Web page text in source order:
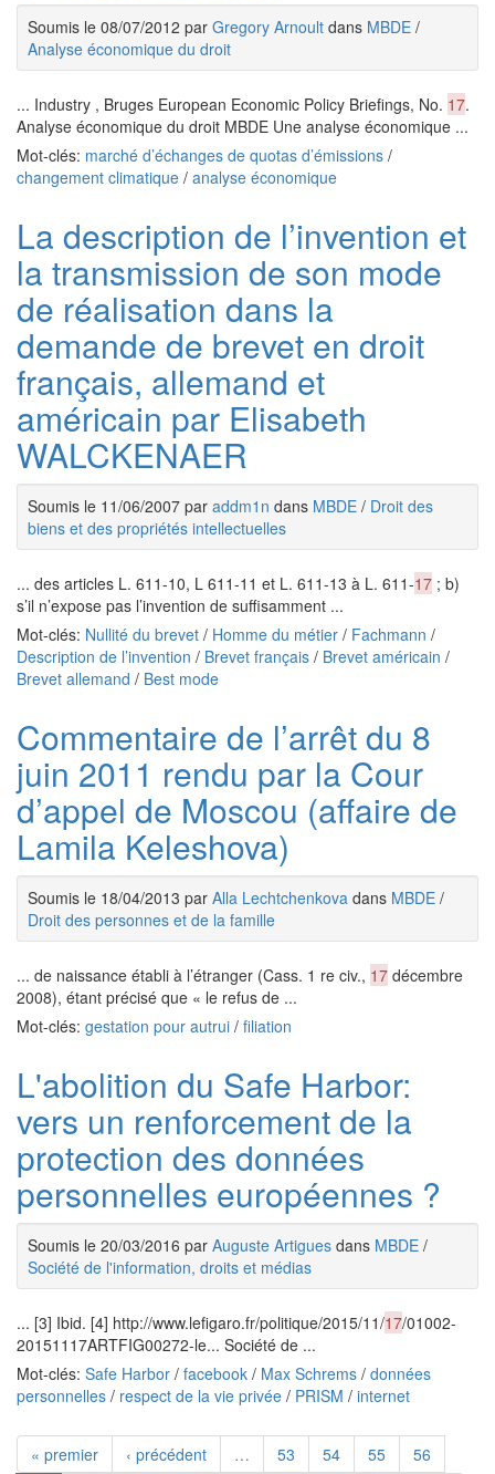
Soumis le 08/07/2012 par Gregory Arnoult dans MBDE /
Analyse économique du droit
... Industry , Bruges European Economic Policy Briefings, No. 17.
Analyse économique du droit MBDE Une analyse économique ...
Mot-clés: marché d’échanges de quotas d’émissions /
changement climatique / analyse économique
La description de l’invention et
la transmission de son mode
de réalisation dans la
demande de brevet en droit
français, allemand et
américain par Elisabeth
WALCKENAER
Soumis le 11/06/2007 par addm1n dans MBDE / Droit des
biens et des propriétés intellectuelles
... des articles L. 611-10, L 611-11 et L. 611-13 à L. 611-17 ; b)
s’il n’expose pas l’invention de suffisamment ...
Mot-clés: Nullité du brevet / Homme du métier / Fachmann /
Description de l’invention / Brevet français / Brevet américain /
Brevet allemand / Best mode
Commentaire de l’arrêt du 8
juin 2011 rendu par la Cour
d’appel de Moscou (affaire de
Lamila Keleshova)
Soumis le 18/04/2013 par Alla Lechtchenkova dans MBDE /
Droit des personnes et de la famille
... de naissance établi à l’étranger (Cass. 1 re civ., 17 décembre
2008), étant précisé que « le refus de ...
Mot-clés: gestation pour autrui / filiation
L'abolition du Safe Harbor:
vers un renforcement de la
protection des données
personnelles européennes ?
Soumis le 20/03/2016 par Auguste Artigues dans MBDE /
Société de l'information, droits et médias
... [3] Ibid. [4] http://www.lefigaro.fr/politique/2015/11/17/01002-
20151117ARTFIG00272-le... Société de ...
Mot-clés: Safe Harbor / facebook / Max Schrems / données
personnelles / respect de la vie privée / PRISM / internet
« premier ‹ précédent … 53 54 55 56